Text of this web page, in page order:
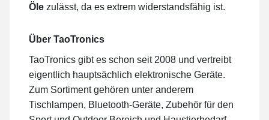
Öle zulässt, da es extrem widerstandsfähig ist.
Über TaoTronics
TaoTronics gibt es schon seit 2008 und vertreibt
eigentlich hauptsächlich elektronische Geräte.
Zum Sortiment gehören unter anderem
Tischlampen, Bluetooth-Geräte, Zubehör für den